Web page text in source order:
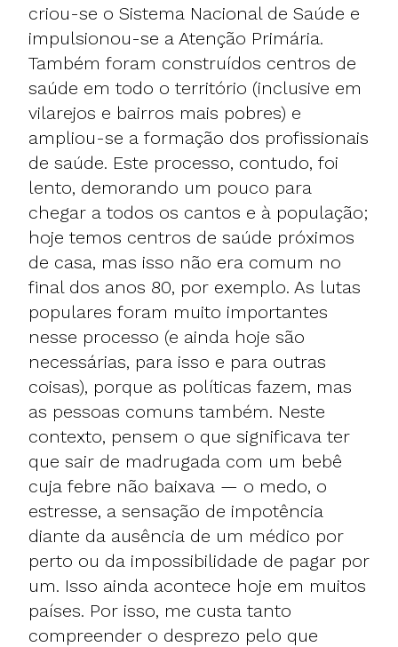
criou-se o Sistema Nacional de Saúde e
impulsionou-se a Atenção Primária.
Também foram construídos centros de
saúde em todo o território (inclusive em
vilarejos e bairros mais pobres) e
ampliou-se a formação dos profissionais
de saúde. Este processo, contudo, foi
lento, demorando um pouco para
chegar a todos os cantos e à população;
hoje temos centros de saúde próximos
de casa, mas isso não era comum no
final dos anos 80, por exemplo. As lutas
populares foram muito importantes
nesse processo (e ainda hoje são
necessárias, para isso e para outras
coisas), porque as políticas fazem, mas
as pessoas comuns também. Neste
contexto, pensem o que significava ter
que sair de madrugada com um bebê
cuja febre não baixava — o medo, o
estresse, a sensação de impotência
diante da ausência de um médico por
perto ou da impossibilidade de pagar por
um. Isso ainda acontece hoje em muitos
países. Por isso, me custa tanto
compreender o desprezo pelo que